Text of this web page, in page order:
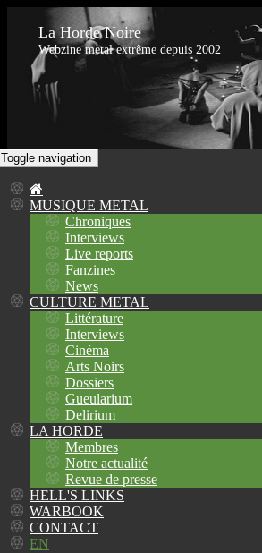
La Horde Noire
Webzine metal extrême depuis 2002
Toggle navigation
MUSIQUE METAL
Chroniques
Interviews
Live reports
Fanzines
News
CULTURE METAL
Littérature
Interviews
Cinéma
Arts Noirs
Dossiers
Gueularium
Delirium
LA HORDE
Membres
Notre actualité
Revue de presse
HELL'S LINKS
WARBOOK
CONTACT
EN